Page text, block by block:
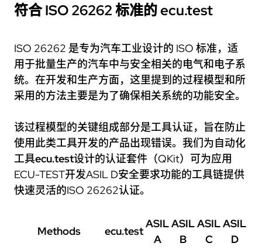
符合 ISO 26262 标准的ecu.test
ISO 26262 是专为汽车工业设计的 ISO 标准，适
用于批量生产的汽车中与安全相关的电气和电子系
统。在开发和生产方面，这里提到的过程模型和所
采用的方法主要是为了确保相关系统的功能安全。
该过程模型的关键组成部分是工具认证，旨在防止
使用此类工具开发的产品出现错误。我们为自动化
工具ecu.test设计的认证套件（QKit）可为应用
ECU-TEST开发ASIL D安全要求功能的工具链提供
快速灵活的ISO 26262认证。
Methods ecu.test
ASIL
A
ASIL
B
ASIL
C
ASIL
D